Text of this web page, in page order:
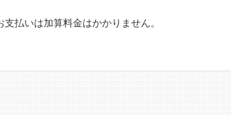
払いは加算料金はかかりません。